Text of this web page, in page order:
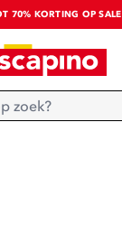
70% KORTING OP SALE
SALE: LAATSTE KANS!
SHOP NIEUW